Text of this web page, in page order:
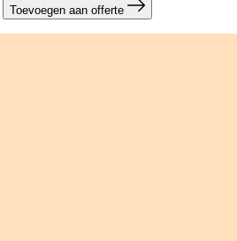
Toevoegen aan offerte